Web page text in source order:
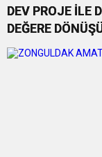
DEV PROJE İLE
DEĞERE